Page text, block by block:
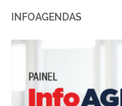
INFOAGENDAS